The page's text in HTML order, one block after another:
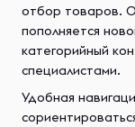
отбор товаров.
пополняется
категорийный
специалистами.
Удобная